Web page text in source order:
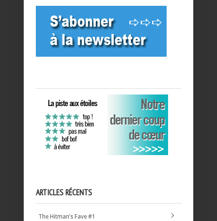
ARTICLES RÉCENTS
The Hitman’s Fave #1